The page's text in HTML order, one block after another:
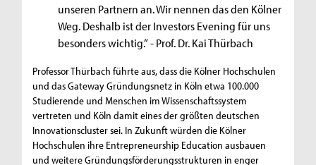
unseren Partnern an. Wir nennen das den Kölner
Weg. Deshalb ist der Investors Evening für uns
besonders wichtig.“ - Prof. Dr. Kai Thürbach
Professor Thürbach führte aus, dass die Kölner Hochschulen
und das Gateway Gründungsnetz in Köln etwa 100.000
Studierende und Menschen im Wissenschaftssystem
vertreten und Köln damit eines der größten deutschen
Innovationscluster sei. In Zukunft würden die Kölner
Hochschulen ihre Entrepreneurship Education ausbauen
und weitere Gründungsförderungsstrukturen in enger